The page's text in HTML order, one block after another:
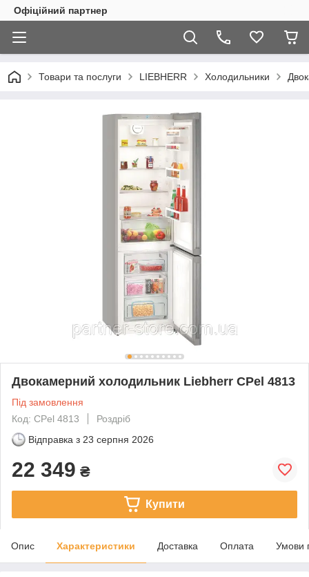
Офіційний партнер
Товари та послуги LIEBHERR Холодильники
Двокамерний холодильник Liebherr CPel 4813
Під замовлення
Код: CPel 4813
Роздріб
Відправка з 23 серпня 2026
22 349 ₴
Купити
Опис Характеристики Доставка Оплата Умови